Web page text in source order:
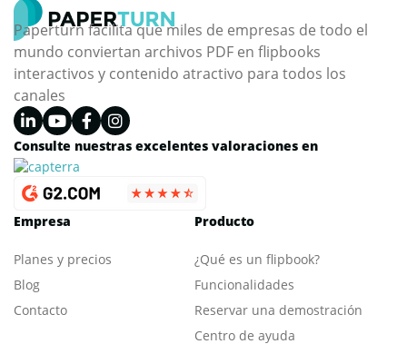
Paperturn facilita que miles de empresas de todo el
mundo conviertan archivos PDF en flipbooks
interactivos y contenido atractivo para todos los
canales
Consulte nuestras excelentes valoraciones en
Empresa
Planes y precios
Blog
Contacto
Producto
¿Qué es un flipbook?
Funcionalidades
Reservar una demostración
Centro de ayuda